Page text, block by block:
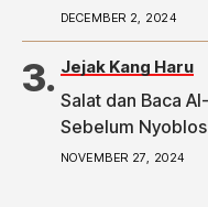
telah tayang di
2 Ketua RW di
Politic ke
https://
ketua-rw-di-
DECEMBER 2, 2024
Jejak Kang Haru
Salat dan Baca
Sebelum Nyoblos
NOVEMBER 27, 2024